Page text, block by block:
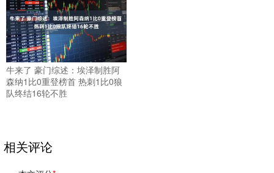
牛来了 豪门综述：埃泽制胜阿
森纳1比0重登榜首 热刺1比0狼
队终结16轮不胜
相关评论